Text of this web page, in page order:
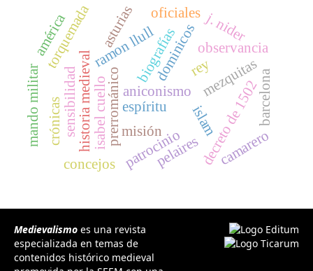
historia medievalprerrománico aniconismo
islam
decreto de 1502
mezquitas
ramon llull
misión
patrocinio
biografías
dominicosobservancia
torquemada
espíritu
j. nider
asturias
pelaires camarero
concejos
oficiales
isabel cuello
sensibilidad barcelona
crónicas
rey
mando militar
américa
Medievalismo es una revista
especializada en temas de
contenidos histórico medieval